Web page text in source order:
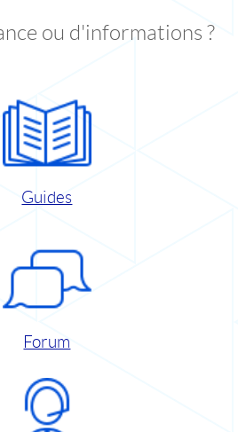
ou d'informations ?
Guides
Forum